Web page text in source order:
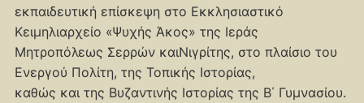
εκπαιδευτική επίσκεψη στο Εκκλησιαστικό
Κειμηλιαρχείο «Ψυχής Άκος» της Ιεράς
Μητροπόλεως Σερρών καιΝιγρίτης, στο πλαίσιο του
Ενεργού Πολίτη, της Τοπικής Ιστορίας,
καθώς και της Βυζαντινής Ιστορίας της Β΄ Γυμνασίου.